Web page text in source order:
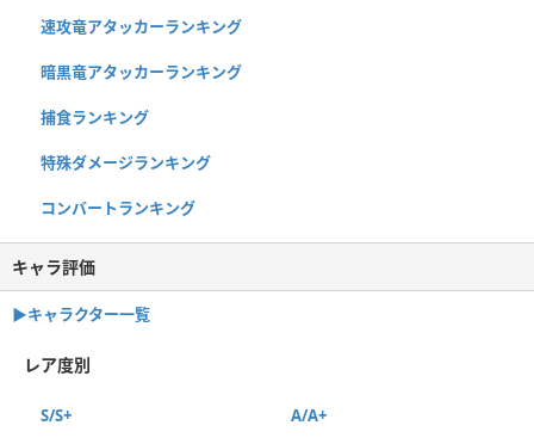
速攻竜アタッカーランキング
暗黒竜アタッカーランキング
捕食ランキング
特殊ダメージランキング
コンバートランキング
キャラ評価
▶︎キャラクター一覧
レア度別
S/S+ A/A+